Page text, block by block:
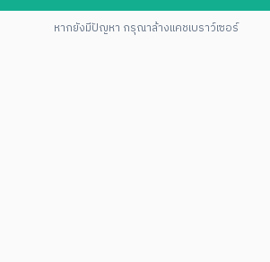
หากยังมีปัญหา กรุณาล้างแคชเบราว์เซอร์